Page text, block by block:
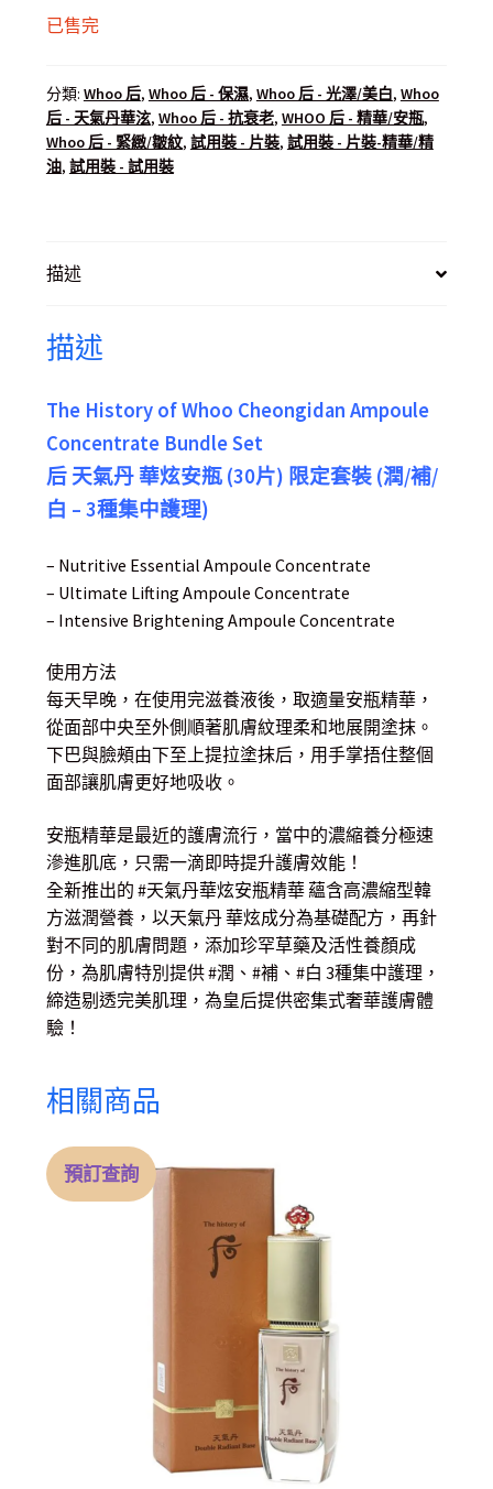
已售完
分類: Whoo 后, Whoo 后 - 保濕, Whoo 后 - 光澤/美白, Whoo
后 - 天氣丹華泫, Whoo 后 - 抗衰老, WHOO 后 - 精華/安瓶,
Whoo 后 - 緊緻/皺紋, 試用裝 - 片裝, 試用裝 - 片裝-精華/精
油, 試用裝 - 試用裝
描述
描述
The History of Whoo Cheongidan Ampoule
Concentrate Bundle Set
后 天氣丹 華炫安瓶 (30片) 限定套裝 (潤/補/
白 – 3種集中護理)
– Nutritive Essential Ampoule Concentrate
– Ultimate Lifting Ampoule Concentrate
– Intensive Brightening Ampoule Concentrate
使用方法
每天早晚，在使用完滋養液後，取適量安瓶精華，
從面部中央至外側順著肌膚紋理柔和地展開塗抹。
下巴與臉頰由下至上提拉塗抹后，用手掌捂住整個
面部讓肌膚更好地吸收。
安瓶精華是最近的護膚流行，當中的濃縮養分極速
滲進肌底，只需一滴即時提升護膚效能！
全新推出的 #天氣丹華炫安瓶精華 蘊含高濃縮型韓
方滋潤營養，以天氣丹 華炫成分為基礎配方，再針
對不同的肌膚問題，添加珍罕草藥及活性養顏成
份，為肌膚特別提供 #潤、#補、#白 3種集中護理，
締造剔透完美肌理，為皇后提供密集式奢華護膚體
驗！
相關商品
預訂查詢